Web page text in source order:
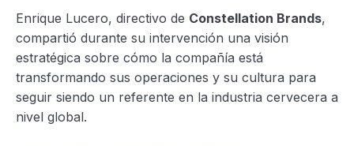
Enrique Lucero, directivo de Constellation Brands,
compartió durante su intervención una visión
estratégica sobre cómo la compañía está
transformando sus operaciones y su cultura para
seguir siendo un referente en la industria cervecera a
nivel global.